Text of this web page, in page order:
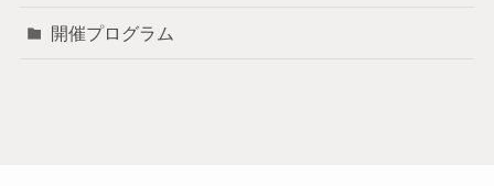
開催プログラム